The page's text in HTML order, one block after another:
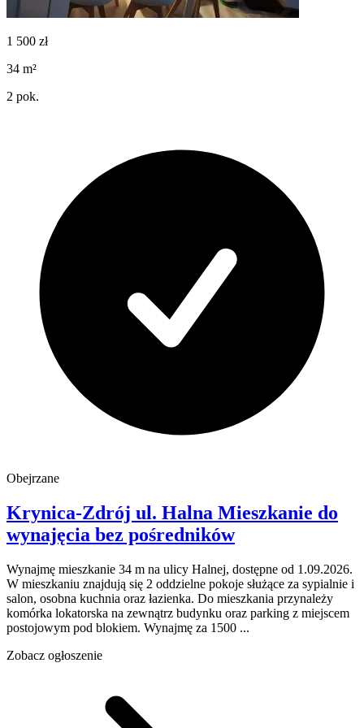
1 500 zł
34 m²
2 pok.
Obejrzane
Krynica-Zdrój ul. Halna Mieszkanie do
wynajęcia bez pośredników
Wynajmę mieszkanie 34 m na ulicy Halnej, dostępne od 1.09.2026.
W mieszkaniu znajdują się 2 oddzielne pokoje służące za sypialnie i
salon, osobna kuchnia oraz łazienka. Do mieszkania przynależy
komórka lokatorska na zewnątrz budynku oraz parking z miejscem
postojowym pod blokiem. Wynajmę za 1500 ...
Zobacz ogłoszenie